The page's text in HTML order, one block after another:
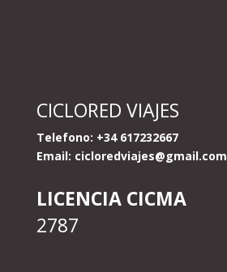
CICLORED VIAJES
Telefono: +34 617232667
Email: cicloredviajes@gmail.com
LICENCIA CICMA
2787